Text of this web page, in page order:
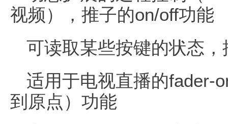
视频），推子的on/off功能
可读取某些按键的状态
适用于电视直播的fader-
到原点）功能